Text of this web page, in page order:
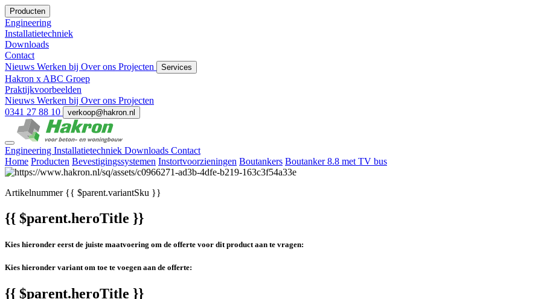
Producten
Engineering
Installatietechniek
Downloads
Contact
Nieuws Werken bij Over ons Projecten Services
Hakron x ABC Groep
Praktijkvoorbeelden
Nieuws Werken bij Over ons Projecten
0341 27 88 10
verkoop@hakron.nl
Engineering Installatietechniek Downloads Contact
Home Producten Bevestigingssystemen Instortvoorzieningen Boutankers Boutanker 8.8 met TV bus
Artikelnummer{{ $parent.variantSku }}
{{ $parent.heroTitle }}
Kies hieronder eerst de juiste maatvoering om de offerte voor dit product aan te vragen:
Kies hieronder variant om toe te voegen aan de offerte:
{{ $parent.heroTitle }}